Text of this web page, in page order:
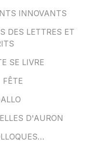
INNOVANTS
DES LETTRES ET
SE LIVRE
FÊTE
D'AURON